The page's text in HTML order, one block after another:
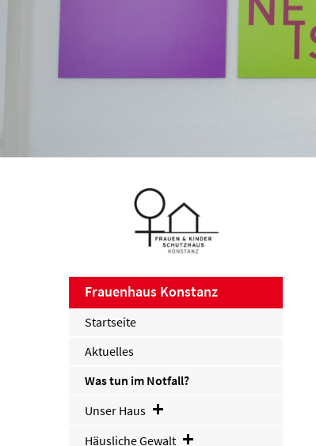
Frauenhaus Konstanz
Startseite
Aktuelles
Was tun im Notfall?
Unser Haus
Häusliche Gewalt